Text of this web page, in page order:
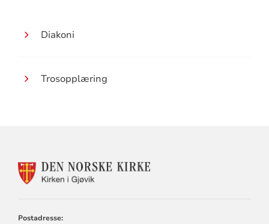
Diakoni
Trosopplæring
KONTAKTINFORMASJON
Postadresse: